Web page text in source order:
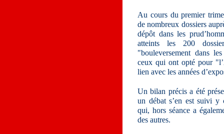
Au cours du premier
de nombreux dossiers
dépôt dans les
atteints les 200
"bouleversement dans
ceux qui ont opté pour
lien avec les années
Un bilan précis a été
un débat s’en est suivi y
qui, hors séance a
des autres.